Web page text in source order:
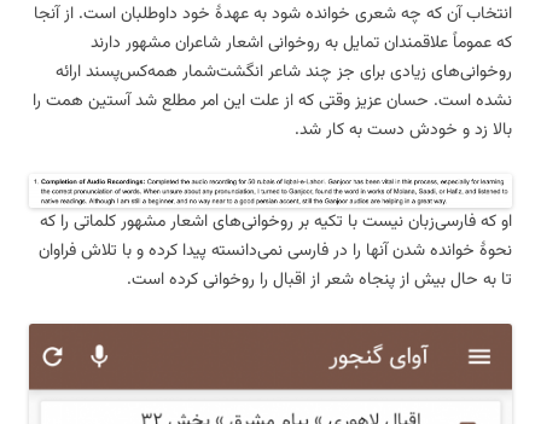
انتخاب آن که چه شعری خوانده شود به عهدهٔ خود داوطلبان است. از آنجا
که عموماً علاقمندان تمایل به روخوانی اشعار شاعران مشهور دارند
روخوانی‌های زیادی برای جز چند شاعر انگشت‌شمار همه‌کس‌پسند ارائه
نشده است. حسان عزیز وقتی که از علت این امر مطلع شد آستین همت را
بالا زد و خودش دست به کار شد.
او که فارسی‌زبان نیست با تکیه بر روخوانی‌های اشعار مشهور کلماتی را که
نحوهٔ خوانده شدن آنها را در فارسی نمی‌دانسته پیدا کرده و با تلاش فراوان
تا به حال بیش از پنجاه شعر از اقبال را روخوانی کرده است.